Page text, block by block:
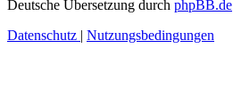
Deutsche Übersetzung durch phpBB.de
Datenschutz | Nutzungsbedingungen